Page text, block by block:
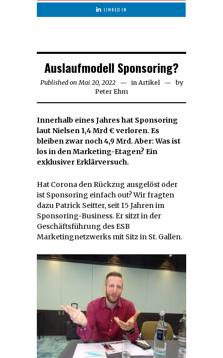
LINKED IN
Auslaufmodell Sponsoring?
Published on Mai 20, 2022Mai
20,
in Artikel
by
Peter Ehm
Innerhalb eines Jahres hat Sponsoring
laut Nielsen 1,4 Mrd € verloren. Es
bleiben zwar noch 4,9 Mrd. Aber: Was ist
los in den Marketing-Etagen? Ein
exklusiver Erklärversuch.
Hat Corona den Rückzug ausgelöst oder
ist Sponsoring einfach out? Wir fragten
dazu Patrick Seitter, seit 15 Jahren im
Sponsoring-Business. Er sitzt in der
Geschäftsführung des ESB
Marketingnetzwerks mit Sitz in St. Gallen.